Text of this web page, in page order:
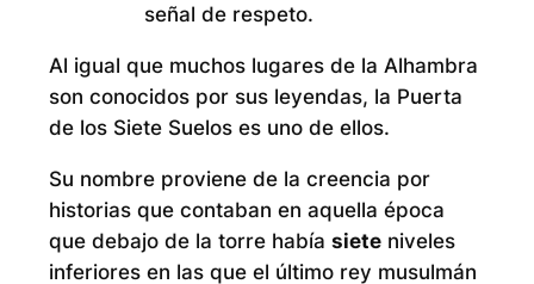
señal de respeto.
Al igual que muchos lugares de la Alhambra
son conocidos por sus leyendas, la Puerta
de los Siete Suelos es uno de ellos.
Su nombre proviene de la creencia por
historias que contaban en aquella época
que debajo de la torre había sieteniveles
inferiores en las que el último rey musulmán